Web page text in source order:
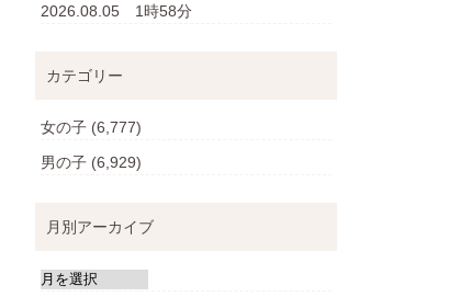
2026.08.05 1時58分
カテゴリー
女の子 (6,777)
男の子 (6,929)
月別アーカイブ